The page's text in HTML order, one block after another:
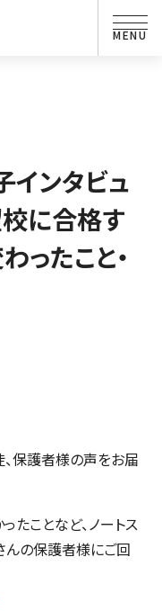
インタビュ
校に合格す
ったこと・
保護者様の声をお届
たことなど、ノートス
んの保護者様にご回